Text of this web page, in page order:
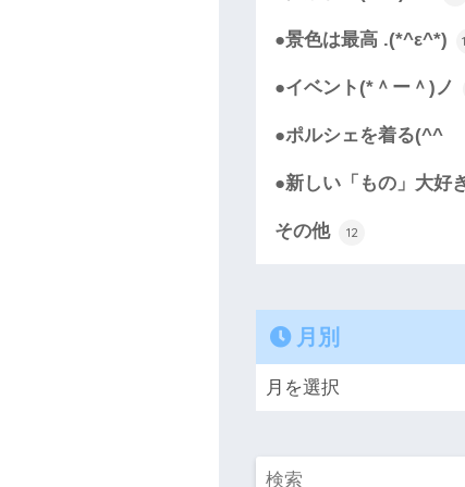
●景色は最高 .(*^ε^*)
●イベント(*＾ー＾)ノ
●ポルシェを着る(^^ゞ
●新しい「もの」大好
その他 12
月別